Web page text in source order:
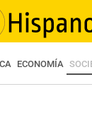
ECONOMÍA